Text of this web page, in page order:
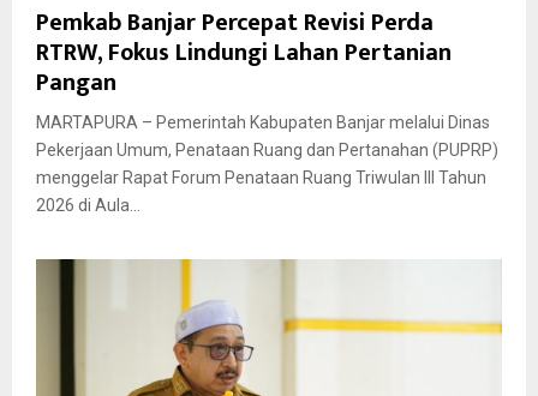
Pemkab Banjar Percepat Revisi Perda
RTRW, Fokus Lindungi Lahan Pertanian
Pangan
MARTAPURA – Pemerintah Kabupaten Banjar melalui Dinas
Pekerjaan Umum, Penataan Ruang dan Pertanahan (PUPRP)
menggelar Rapat Forum Penataan Ruang Triwulan III Tahun
2026 di Aula...